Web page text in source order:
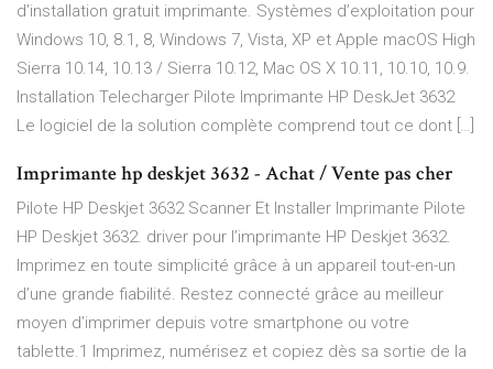
d’installation gratuit imprimante. Systèmes d’exploitation pour
Windows 10, 8.1, 8, Windows 7, Vista, XP et Apple macOS High
Sierra 10.14, 10.13 / Sierra 10.12, Mac OS X 10.11, 10.10, 10.9.
Installation Telecharger Pilote Imprimante HP DeskJet 3632
Le logiciel de la solution complète comprend tout ce dont […]
Imprimante hp deskjet 3632 - Achat / Vente pas cher
Pilote HP Deskjet 3632 Scanner Et Installer Imprimante Pilote
HP Deskjet 3632. driver pour l’imprimante HP Deskjet 3632.
Imprimez en toute simplicité grâce à un appareil tout-en-un
d’une grande fiabilité. Restez connecté grâce au meilleur
moyen d’imprimer depuis votre smartphone ou votre
tablette.1 Imprimez, numérisez et copiez dès sa sortie de la